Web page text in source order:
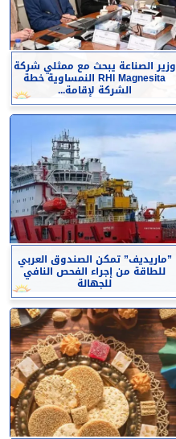
وزير الصناعة يبحث مع ممثلي شركة
RHI Magnesita النمساوية خطة
الشركة لإقامة...
”ماريديف” تمكن الصندوق العربي
للطاقة من إجراء الفحص النافي
للجهالة